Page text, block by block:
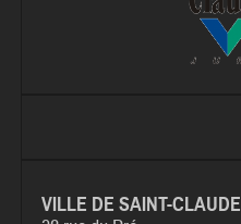
VILLE DE SAINT-CLAUDE